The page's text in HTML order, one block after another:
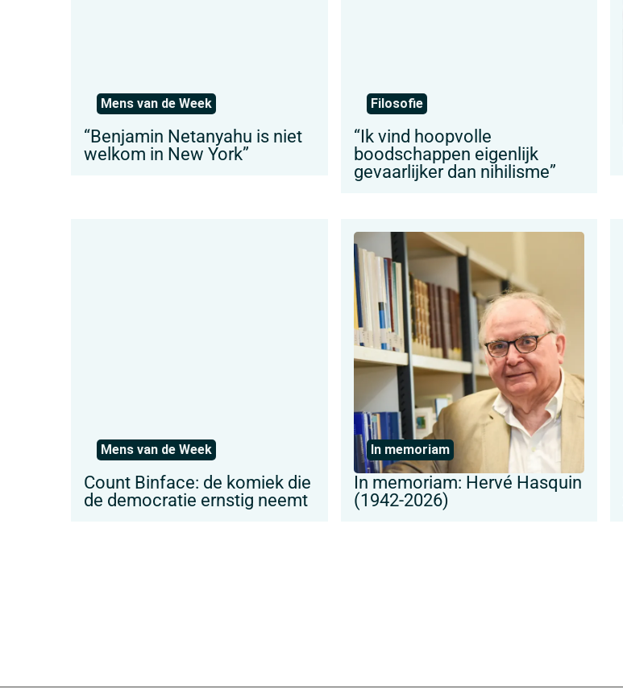
Mens van de Week
“Benjamin Netanyahu is niet
welkom in New York”
Filosofie
“Ik vind hoopvolle
boodschappen eigenlijk
gevaarlijker dan nihilisme”
Mens van de Week
Count Binface: de komiek die
de democratie ernstig neemt
In memoriam
In memoriam: Hervé Hasquin
(1942-2026)